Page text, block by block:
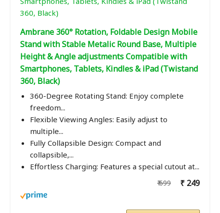
Ambrane 360° Rotation, Foldable Design Mobile
Stand with Stable Metalic Round Base, Multiple
Height & Angle adjustments Compatible with
Smartphones, Tablets, Kindles & iPad (Twistand
360, Black)
360-Degree Rotating Stand: Enjoy complete
freedom...
Flexible Viewing Angles: Easily adjust to
multiple...
Fully Collapsible Design: Compact and
collapsible,...
Effortless Charging: Features a special cutout at...
₹ 699 ₹ 249